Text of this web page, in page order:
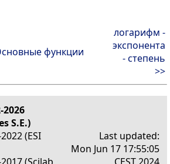
функции
логарифм -
экспонента
- степень
>>
2026
S.E.)
(ESI
Last updated:
Mon Jun 17 17:55:05